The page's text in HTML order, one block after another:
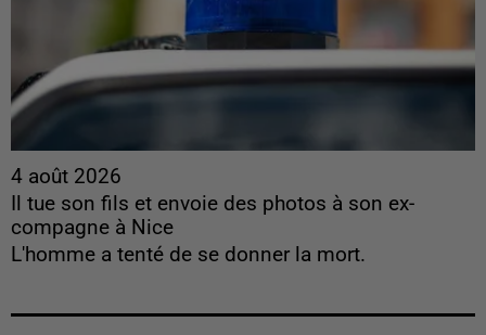
4 août 2026
Il tue son fils et envoie des photos à son ex-
compagne à Nice
L'homme a tenté de se donner la mort.